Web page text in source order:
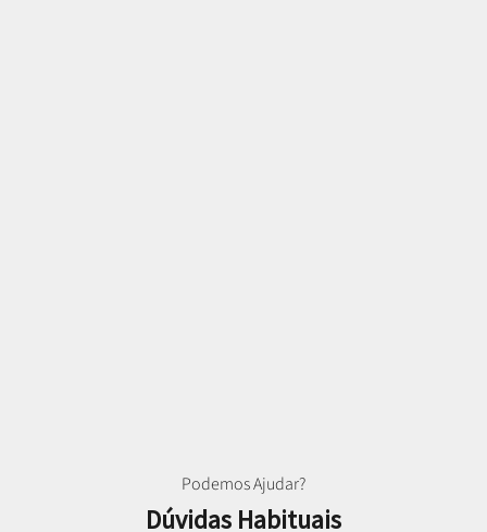
Podemos Ajudar?
Dúvidas Habituais